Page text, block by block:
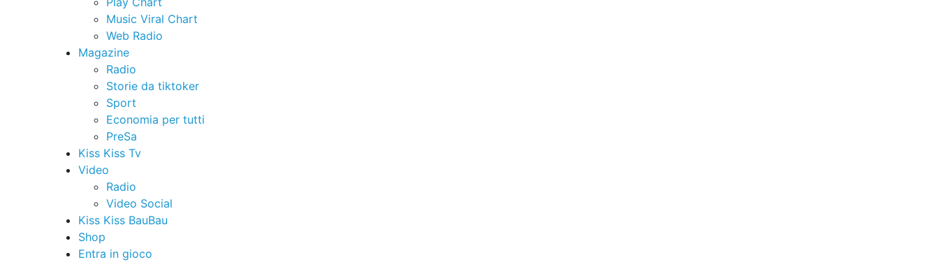
Music Viral Chart
Web Radio
Magazine
Radio
Storie da tiktoker
Sport
Economia per tutti
PreSa
Kiss Kiss Tv
Video
Radio
Video Social
Kiss Kiss BauBau
Shop
Entra in gioco